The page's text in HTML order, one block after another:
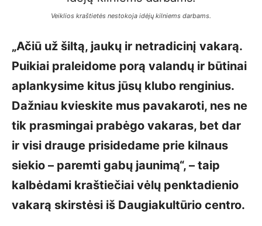
Veiklios kraštietės nestokoja idėjų kilniems darbams.
„Ačiū už šiltą, jaukų ir netradicinį vakarą.
Puikiai praleidome porą valandų ir būtinai
aplankysime kitus jūsų klubo renginius.
Dažniau kvieskite mus pavakaroti, nes ne
tik prasmingai prabėgo vakaras, bet dar
ir visi drauge prisidedame prie kilnaus
siekio – paremti gabų jaunimą“, – taip
kalbėdami kraštiečiai vėlų penktadienio
vakarą skirstėsi iš Daugiakultūrio centro.